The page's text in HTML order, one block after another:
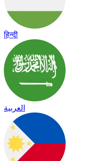
हिन्दी
العربية